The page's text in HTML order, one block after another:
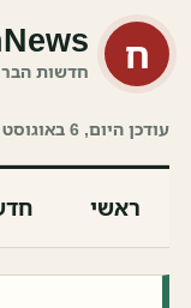
ח חדשות
עודכן היום, 6 באוגוסט 2026, 09:08
ראשי